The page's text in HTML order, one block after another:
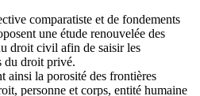
comparatiste et de fondements
une étude renouvelée des
droit civil afin de saisir les
du droit privé.
ainsi la porosité des frontières
personne et corps, entité humaine